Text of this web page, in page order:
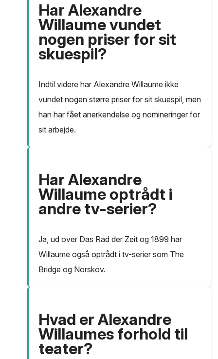
Har Alexandre
Willaume vundet
nogen priser for sit
skuespil?
Indtil videre har Alexandre Willaume ikke
vundet nogen større priser for sit skuespil, men
han har fået anerkendelse og nomineringer for
sit arbejde.
Har Alexandre
Willaume optrådt i
andre tv-serier?
Ja, ud over Das Rad der Zeit og 1899 har
Willaume også optrådt i tv-serier som The
Bridge og Norskov.
Hvad er Alexandre
Willaumes forhold til
teater?